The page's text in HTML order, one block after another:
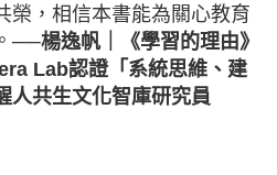
榮，相信本書能為關心教育
──楊逸帆｜《學習的理由》
Lab認證「系統思維、建
人共生文化智庫研究員